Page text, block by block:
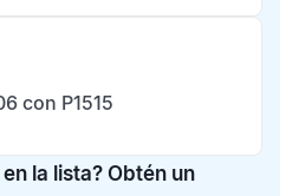
con P1515
la lista? Obtén un